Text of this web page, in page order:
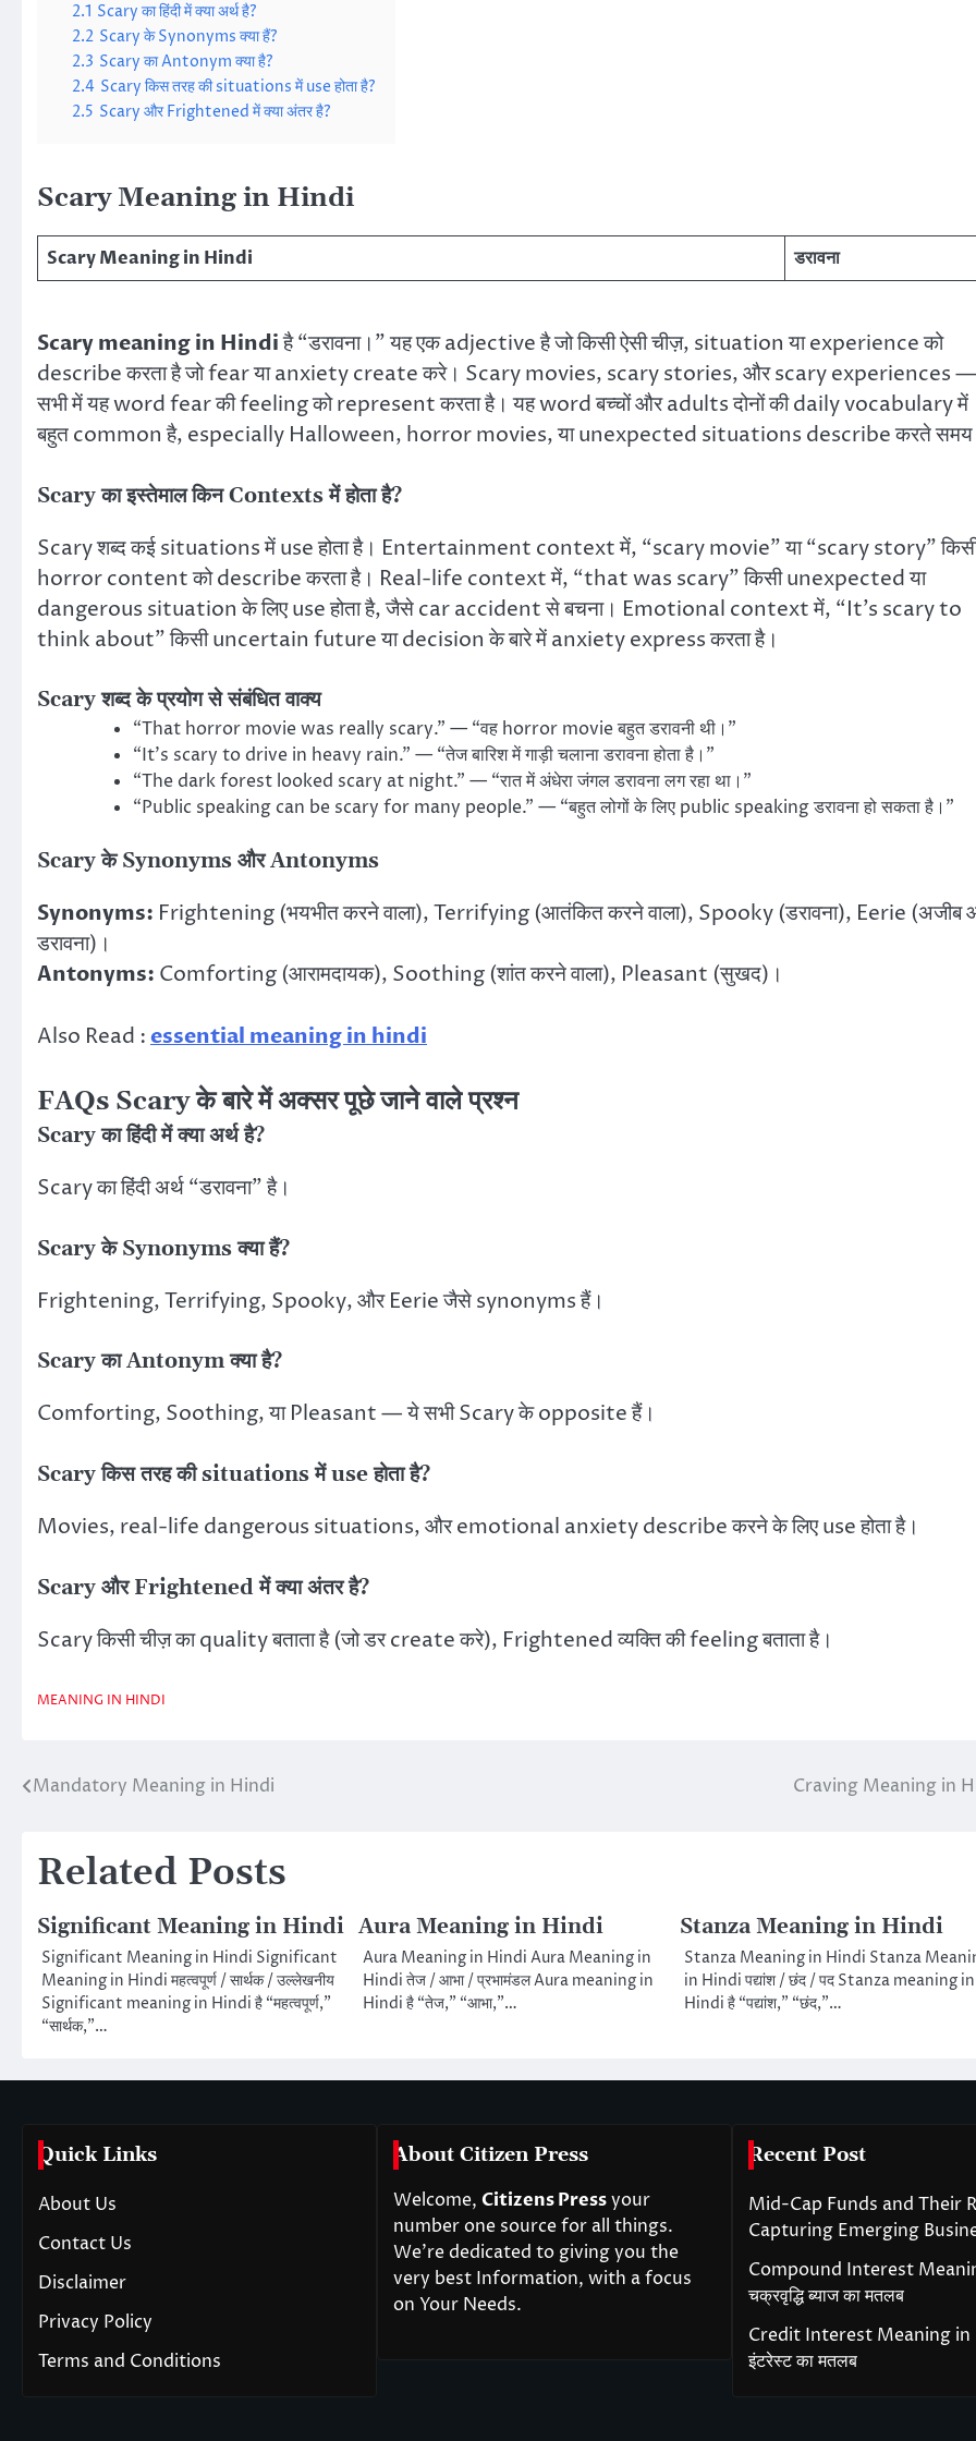
2.1 Scary का हिंदी में क्या अर्थ है?
2.2 Scary के Synonyms क्या हैं?
2.3 Scary का Antonym क्या है?
2.4 Scary किस तरह की situations में use होता है?
2.5 Scary और Frightened में क्या अंतर है?
Scary Meaning in Hindi
Scary Meaning in Hindi डरावना
Scary meaning in Hindiहै “डरावना।” यह एक adjective है जो किसी ऐसी चीज़, situation या experience को
describe करता है जो fear या anxiety create करे। Scary movies, scary stories, और scary experiences —
सभी में यह word fear की feeling को represent करता है। यह word बच्चों और adults दोनों की daily vocabulary में
बहुत common है, especially Halloween, horror movies, या unexpected situations describe करते
Scary का इस्तेमाल किन Contexts में होता है?
Scary शब्द कई situations में use होता है। Entertainment context में, “scary movie” या “scary story”
horror content को describe करता है। Real-life context में, “that was scary” किसी unexpected या
dangerous situation के लिए use होता है, जैसे car accident से बचना। Emotional context में, “It’s scary to
think about” किसी uncertain future या decision के बारे में anxiety express करता है।
Scary शब्द के प्रयोग से संबंधित वाक्य
“That horror movie was really scary.” — “वह horror movie बहुत डरावनी थी।”
“It’s scary to drive in heavy rain.” — “तेज बारिश में गाड़ी चलाना डरावना होता है।”
“The dark forest looked scary at night.” — “रात में अंधेरा जंगल डरावना लग रहा था।”
“Public speaking can be scary for many people.” — “बहुत लोगों के लिए public speaking डरावना हो सकता है।”
Scary के Synonyms और Antonyms
Synonyms: Frightening (भयभीत करने वाला), Terrifying (आतंकित करने वाला), Spooky (डरावना), Eerie (अजीब
डरावना)।
Antonyms: Comforting (आरामदायक), Soothing (शांत करने वाला), Pleasant (सुखद)।
Also Read :essential meaning in hindi
FAQs Scary के बारे में अक्सर पूछे जाने वाले प्रश्न
Scary का हिंदी में क्या अर्थ है?
Scary का हिंदी अर्थ “डरावना” है।
Scary के Synonyms क्या हैं?
Frightening, Terrifying, Spooky, और Eerie जैसे synonyms हैं।
Scary का Antonym क्या है?
Comforting, Soothing, या Pleasant — ये सभी Scary के opposite हैं।
Scary किस तरह की situations में use होता है?
Movies, real-life dangerous situations, और emotional anxiety describe करने के लिए use होता है।
Scary और Frightened में क्या अंतर है?
Scary किसी चीज़ का quality बताता है (जो डर create करे), Frightened व्यक्ति की feeling बताता है।
MEANING IN HINDI
Post
Mandatory Meaning in Hindi Craving Meaning in
Related Posts
Significant Meaning in Hindi
Significant Meaning in Hindi Significant
Meaning in Hindi महत्वपूर्ण / सार्थक / उल्लेखनीय
Significant meaning in Hindi है “महत्वपूर्ण,”
“सार्थक,”…
Aura Meaning in Hindi
Aura Meaning in Hindi Aura Meaning in
Hindi तेज / आभा / प्रभामंडल Aura meaning in
Hindi है “तेज,” “आभा,”…
Stanza Meaning in Hindi
Stanza Meaning in Hindi Stanza
in Hindi पद्यांश / छंद / पद Stanza meaning in
Hindi है “पद्यांश,” “छंद,”…
Quick Links
About Us
Contact Us
Disclaimer
Privacy Policy
Terms and Conditions
About Citizen Press
Welcome, Citizens Pressyour
number one source for all things.
We’re dedicated to giving you the
very best Information, with a focus
on Your Needs.
Recent Post
Mid-Cap Funds and Their
Capturing Emerging
Compound Interest
चक्रवृद्धि ब्याज का मतलब
Credit Interest Meaning in
इंटरेस्ट का मतलब